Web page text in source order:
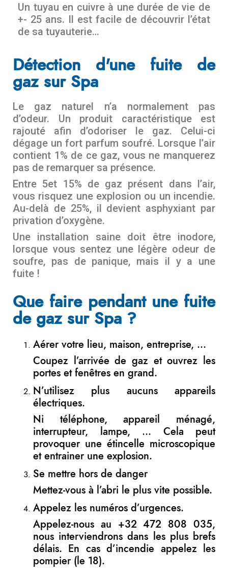
Un tuyau en cuivre à une durée de vie de
+- 25 ans. Il est facile de découvrir l’état
de sa tuyauterie…
Détection d'une fuite de
gaz sur Spa
Le gaz naturel n’a normalement pas
d’odeur. Un produit caractéristique est
rajouté afin d’odoriser le gaz. Celui-ci
dégage un fort parfum soufré. Lorsque l’air
contient 1% de ce gaz, vous ne manquerez
pas de remarquer sa présence.
Entre 5et 15% de gaz présent dans l’air,
vous risquez une explosion ou un incendie.
Au-delà de 25%, il devient asphyxiant par
privation d’oxygène.
Une installation saine doit être inodore,
lorsque vous sentez une légère odeur de
soufre, pas de panique, mais il y a une
fuite !
Que faire pendant une fuite
de gaz sur Spa ?
Aérer votre lieu, maison, entreprise, …
Coupez l’arrivée de gaz et ouvrez les
portes et fenêtres en grand.
N’utilisez plus aucuns appareils
électriques.
Ni téléphone, appareil ménagé,
interrupteur, lampe, … Cela peut
provoquer une étincelle microscopique
et entrainer une explosion.
Se mettre hors de danger
Mettez-vous à l’abri le plus vite possible.
Appelez les numéros d’urgences.
Appelez-nous au +32 472 808 035,
nous interviendrons dans les plus brefs
délais. En cas d’incendie appelez les
pompier (le 18).